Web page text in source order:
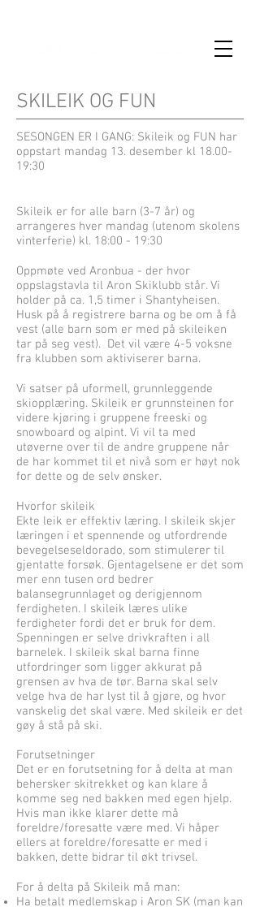
SKILEIK OG FUN
SESONGEN ER I GANG: Skileik og FUN har
oppstart mandag 13. desember kl 18.00-
19:30
Skileik er for alle barn (3-7 år) og
arrangeres hver mandag (utenom skolens
vinterferie) kl. 18:00 - 19:30
Oppmøte ved Aronbua - der hvor
oppslagstavla til Aron Skiklubb står. Vi
holder på ca. 1,5 timer i Shantyheisen.
Husk på å registrere barna og be om å få
vest (alle barn som er med på skileiken
tar på seg vest). Det vil være 4-5 voksne
fra klubben som aktiviserer barna.
Vi satser på uformell, grunnleggende
skiopplæring. Skileik er grunnsteinen for
videre kjøring i gruppene freeski og
snowboard og alpint. Vi vil ta med
utøverne over til de andre gruppene når
de har kommet til et nivå som er høyt nok
for dette og de selv ønsker.
Hvorfor skileik
Ekte leik er effektiv læring. I skileik skjer
læringen i et spennende og utfordrende
bevegelseseldorado, som stimulerer til
gjentatte forsøk. Gjentagelsene er det som
mer enn tusen ord bedrer
balansegrunnlaget og derigjennom
ferdigheten. I skileik læres ulike
ferdigheter fordi det er bruk for dem.
Spenningen er selve drivkraften i all
barnelek. I skileik skal barna finne
utfordringer som ligger akkurat på
grensen av hva de tør. Barna skal selv
velge hva de har lyst til å gjøre, og hvor
vanskelig det skal være. Med skileik er det
gøy å stå på ski.
Forutsetninger
Det er en forutsetning for å delta at man
behersker skitrekket og kan klare å
komme seg ned bakken med egen hjelp.
Hvis man ikke klarer dette må
foreldre/foresatte være med. Vi håper
ellers at foreldre/foresatte er med i
bakken, dette bidrar til økt trivsel.
For å delta på Skileik må man:
Ha betalt medlemskap i Aron SK (man kan